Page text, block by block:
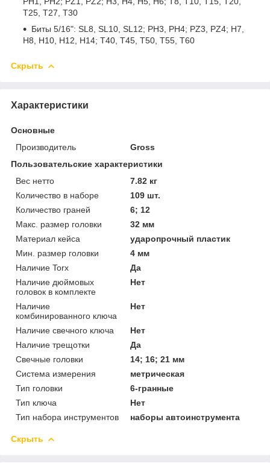
Т25, Т27, Т30
Биты 5/16": SL8, SL10, SL12; PH3, PH4; PZ3, PZ4; H7,
H8, H10, H12, Н14; T40, Т45, Т50, Т55, Т60
Скрыть
Характеристики
Основные
Производитель
Gross
Пользовательские характеристики
Вес нетто
7.82 кг
Количество в наборе
109 шт.
Количество граней
6; 12
Макс. размер головки
32 мм
Материал кейса
ударопрочный пластик
Мин. размер головки
4 мм
Наличие Torx
Да
Наличие дюймовых
головок в комплекте
Нет
Наличие
комбинированного ключа
Нет
Наличие свечного ключа
Нет
Наличие трещотки
Да
Свечные головки
14; 16; 21 мм
Система измерения
метрическая
Тип головки
6-гранные
Тип ключа
Нет
Тип набора инструментов
наборы автоинструмента
Скрыть